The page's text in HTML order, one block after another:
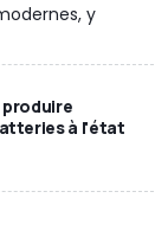
y
produire
à l'état